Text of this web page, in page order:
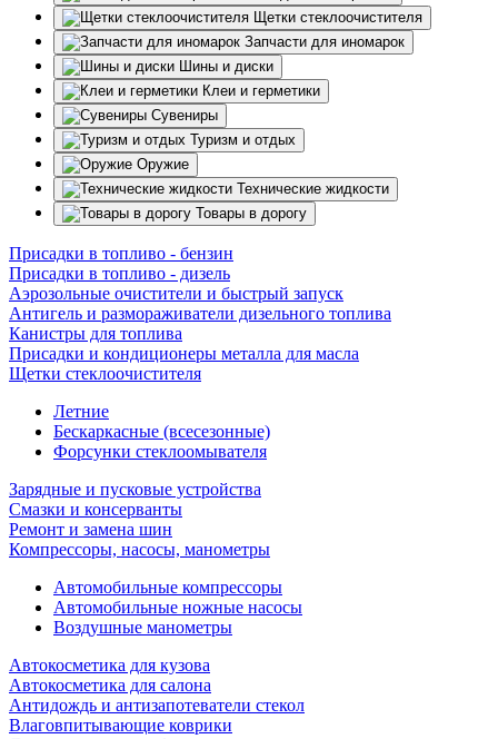
Щетки стеклоочистителя
Запчасти для иномарок
Шины и диски
Клеи и герметики
Сувениры
Туризм и отдых
Оружие
Технические жидкости
Товары в дорогу
Присадки в топливо - бензин
Присадки в топливо - дизель
Аэрозольные очистители и быстрый запуск
Антигель и размораживатели дизельного топлива
Канистры для топлива
Присадки и кондиционеры металла для масла
Щетки стеклоочистителя
Летние
Бескаркасные (всесезонные)
Форсунки стеклоомывателя
Зарядные и пусковые устройства
Смазки и консерванты
Ремонт и замена шин
Компрессоры, насосы, манометры
Автомобильные компрессоры
Автомобильные ножные насосы
Воздушные манометры
Автокосметика для кузова
Автокосметика для салона
Антидождь и антизапотеватели стекол
Влаговпитывающие коврики